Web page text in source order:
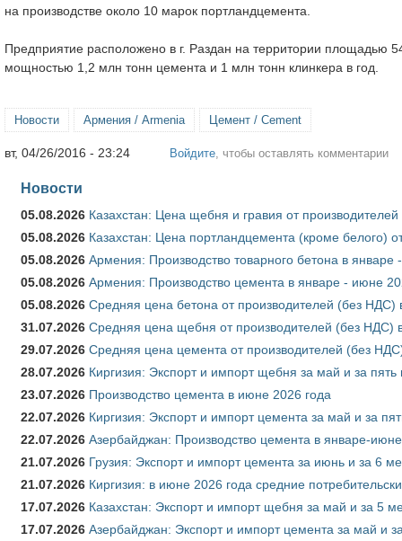
на производстве около 10 марок портландцемента.
Предприятие расположено в г. Раздан на территории площадью
мощностью 1,2 млн тонн цемента и 1 млн тонн клинкера в год.
Новости Армения / Armenia Цемент / Cement
вт, 04/26/2016 - 23:24 Войдите , чтобы оставлять комментарии
Новости
05.08.2026 Казахстан: Цена щебня и гравия от
05.08.2026 Казахстан: Цена портландцемента (кроме белого)
05.08.2026 Армения: Производство товарного бетона в январе
05.08.2026 Армения: Производство цемента в январе - июне
05.08.2026 Средняя цена бетона от производителей (без НДС)
31.07.2026 Средняя цена щебня от производителей (без НДС)
29.07.2026 Средняя цена цемента от производителей (без
28.07.2026 Киргизия: Экспорт и импорт щебня за май и за
23.07.2026 Производство цемента в июне 2026 года
22.07.2026 Киргизия: Экспорт и импорт цемента за май и за
22.07.2026 Азербайджан: Производство цемента в январе-
21.07.2026 Грузия: Экспорт и импорт цемента за июнь и за 6
21.07.2026 Киргизия: в июне 2026 года средние
17.07.2026 Казахстан: Экспорт и импорт щебня за май и за 5
17.07.2026 Азербайджан: Экспорт и импорт цемента за май и